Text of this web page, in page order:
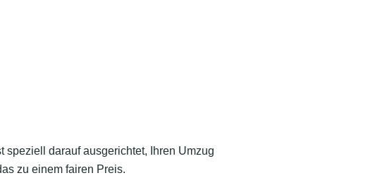
darauf ausgerichtet, Ihren Umzug
zu einem fairen Preis.